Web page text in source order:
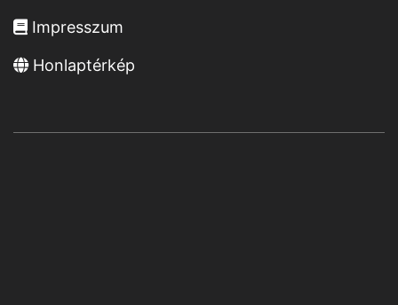
Impresszum
Honlaptérkép